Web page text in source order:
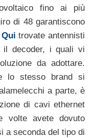
fino ai più
di 48 garantiscono
Qui trovate antennisti
decoder, i quali vi
da adottare.
lo stesso brand si
a parte, è
di cavi ethernet
volte avete dovuto
a seconda del tipo di